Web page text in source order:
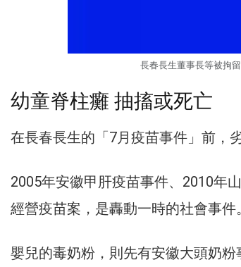
長春長生董事長等被拘
幼童脊柱癱 抽搐或死亡
在長春長生的「7月疫苗事件」前，
2005年安徽甲肝疫苗事件、2010年
經營疫苗案，是轟動一時的社會事件。
嬰兒的毒奶粉，則先有安徽大頭奶粉